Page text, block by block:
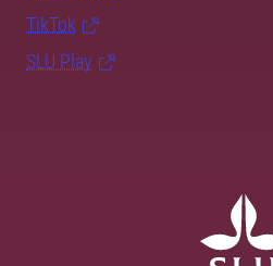
TikTok
SLU Play